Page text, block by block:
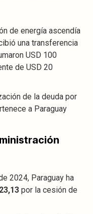
de energía ascendía
una transferencia
USD 100
de USD 20
de la deuda por
a Paraguay
2024, Paraguay ha
por la cesión de